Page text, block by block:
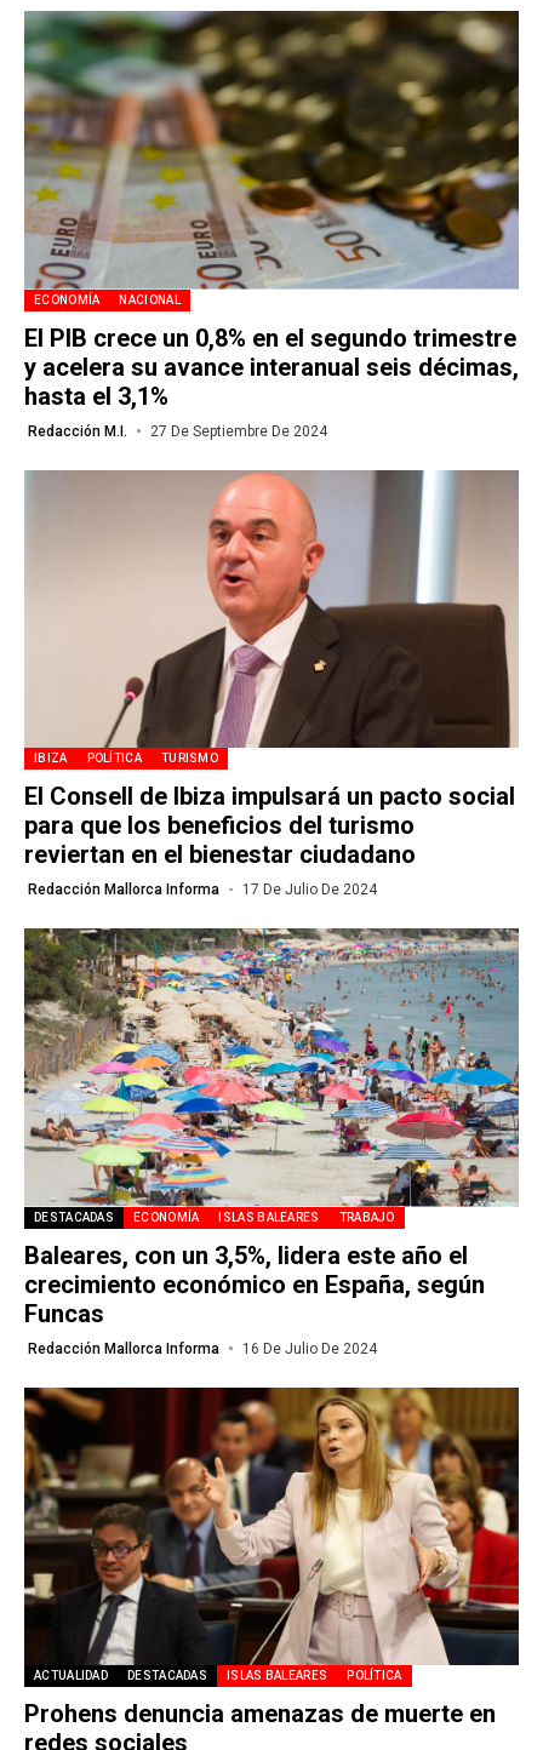
ECONOMÍA NACIONAL
El PIB crece un 0,8% en el segundo trimestre
y acelera su avance interanual seis décimas,
hasta el 3,1%
Redacción M.I. 27 De Septiembre De 2024
IBIZA POLÍTICA TURISMO
El Consell de Ibiza impulsará un pacto social
para que los beneficios del turismo
reviertan en el bienestar ciudadano
Redacción Mallorca Informa 17 De Julio De 2024
DESTACADAS ECONOMÍA ISLAS BALEARES TRABAJO
Baleares, con un 3,5%, lidera este año el
crecimiento económico en España, según
Funcas
Redacción Mallorca Informa 16 De Julio De 2024
ACTUALIDAD DESTACADAS ISLAS BALEARES POLÍTICA
Prohens denuncia amenazas de muerte en
redes sociales